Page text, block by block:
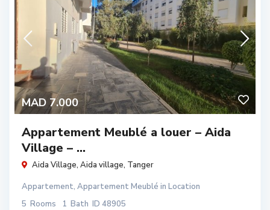
MAD 7.000
Appartement Meublé a louer – Aida
Village – ...
Aida Village, Aida village, Tanger
Appartement, Appartement Meublé in Location
5 Rooms 1 Bath ID 48905